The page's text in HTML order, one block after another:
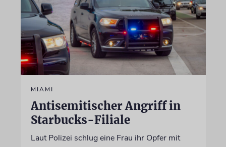
MIAMI
Antisemitischer Angriff in
Starbucks-Filiale
Laut Polizei schlug eine Frau ihr Opfer mit